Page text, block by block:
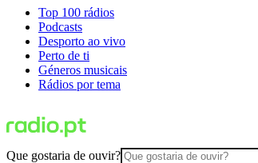
Top 100 rádios
Podcasts
Desporto ao vivo
Perto de ti
Géneros musicais
Rádios por tema
Que gostaria de ouvir?